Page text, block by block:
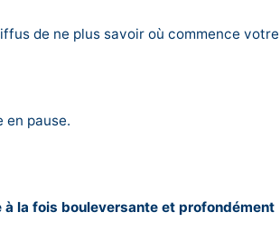
de ne plus savoir où commence votre
en pause.
à la fois bouleversante et profondément